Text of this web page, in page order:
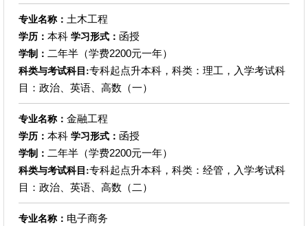
专业名称： 土木工程
学历： 本科 学习形式： 函授
学制： 二年半（学费2200元一年）
科类与考试科目:专科起点升本科，科类：理工，入学考试科
目：政治、英语、高数（一）
专业名称： 金融工程
学历： 本科 学习形式： 函授
学制： 二年半（学费2200元一年）
科类与考试科目:专科起点升本科，科类：经管，入学考试科
目：政治、英语、高数（二）
专业名称： 电子商务